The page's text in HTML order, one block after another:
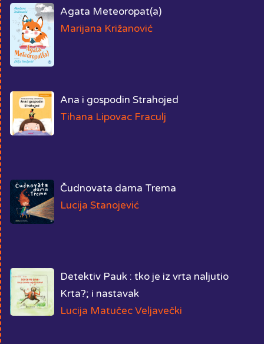
Agata Meteoropat(a)
Marijana Križanović
Ana i gospodin Strahojed
Tihana Lipovac Fraculj
Čudnovata dama Trema
Lucija Stanojević
Detektiv Pauk : tko je iz vrta naljutio
Krta?; i nastavak
Lucija Matučec Veljavečki